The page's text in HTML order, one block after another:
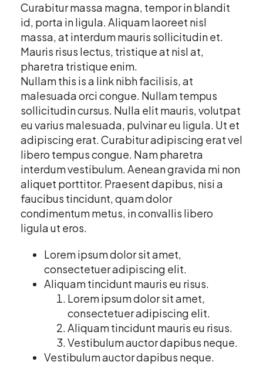
Curabitur massa magna, tempor in blandit
id, porta in ligula. Aliquam laoreet nisl
massa, at interdum mauris sollicitudin et.
Mauris risus lectus, tristique at nisl at,
pharetra tristique enim.
Nullam this is a link nibh facilisis, at
malesuada orci congue. Nullam tempus
sollicitudin cursus. Nulla elit mauris, volutpat
eu varius malesuada, pulvinar eu ligula. Ut et
adipiscing erat. Curabitur adipiscing erat vel
libero tempus congue. Nam pharetra
interdum vestibulum. Aenean gravida mi non
aliquet porttitor. Praesent dapibus, nisi a
faucibus tincidunt, quam dolor
condimentum metus, in convallis libero
ligula ut eros.
Lorem ipsum dolor sit amet,
consectetuer adipiscing elit.
Aliquam tincidunt mauris eu risus.
Lorem ipsum dolor sit amet,
consectetuer adipiscing elit.
Aliquam tincidunt mauris eu risus.
Vestibulum auctor dapibus neque.
Vestibulum auctor dapibus neque.